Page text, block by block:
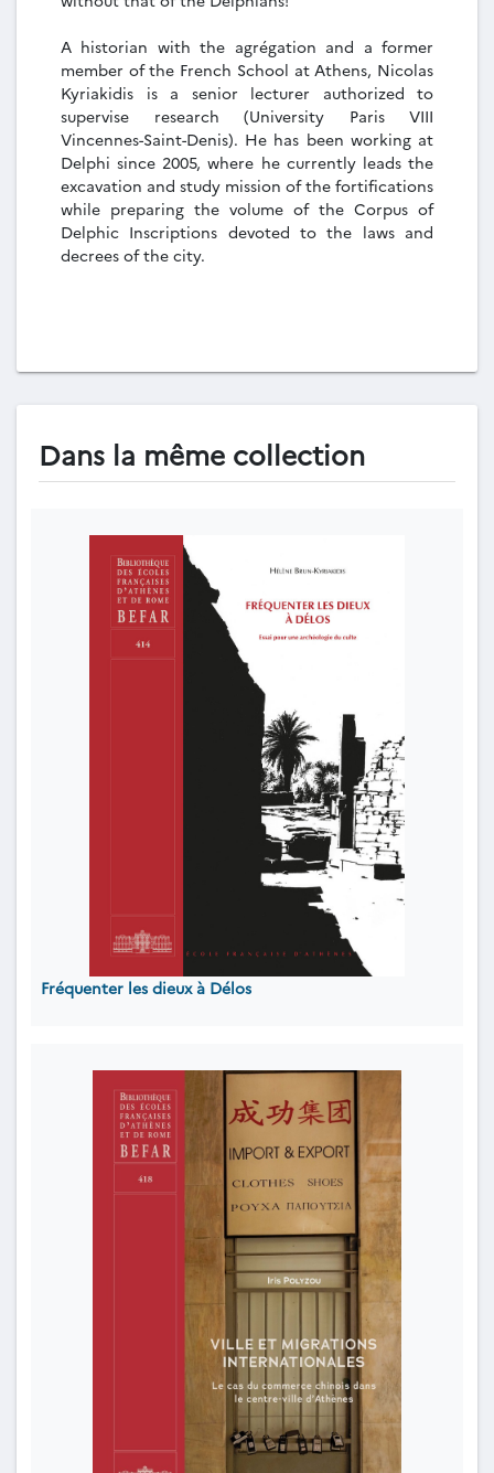
A historian with the agrégation and a former
member of the French School at Athens, Nicolas
Kyriakidis is a senior lecturer authorized to
supervise research (University Paris VIII
Vincennes-Saint-Denis). He has been working at
Delphi since 2005, where he currently leads the
excavation and study mission of the fortifications
while preparing the volume of the Corpus of
Delphic Inscriptions devoted to the laws and
decrees of the city.
Dans la même collection
Fréquenter les dieux à Délos